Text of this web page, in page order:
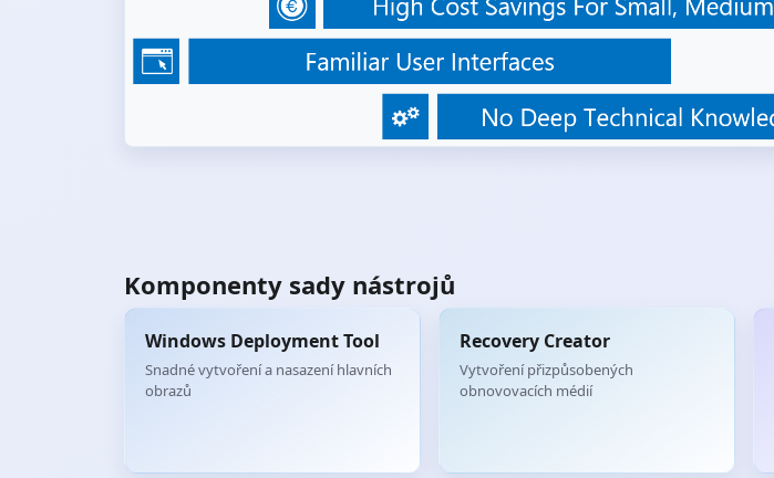
Komponenty sady nástrojů
Windows Deployment Tool
Snadné vytvoření a nasazení hlavních
obrazů
Recovery Creator
Vytvoření přizpůsobených
obnovovacích médií